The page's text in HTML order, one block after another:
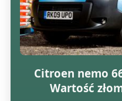
Citroen nemo
Wartość